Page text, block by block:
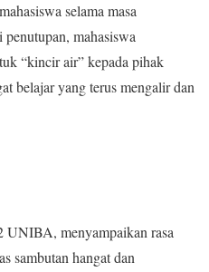
selama masa
mahasiswa
“kincir air” kepada pihak
belajar yang terus mengalir dan
menyampaikan rasa
sambutan hangat dan